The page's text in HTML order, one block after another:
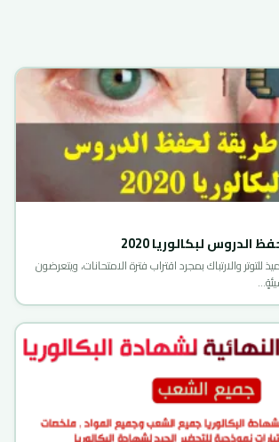
لبكالوريا 2020
للتوتر والارتباك بمجرد اقتراب فترة الامتحانات، ويتعرضون